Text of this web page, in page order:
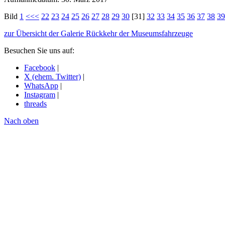
Bild 1 <<< 22 23 24 25 26 27 28 29 30 [31] 32 33 34 35 36 37 38 39
zur Übersicht der Galerie Rückkehr der Museumsfahrzeuge
Besuchen Sie uns auf:
Facebook |
X (ehem. Twitter) |
WhatsApp |
Instagram |
threads
Nach oben